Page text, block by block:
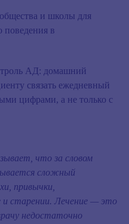
и школы для
поведения в
АД: домашний
связать ежедневный
цифрами, а не только с
что за словом
сложный
привычки,
и старении. Лечение — это
недостаточно